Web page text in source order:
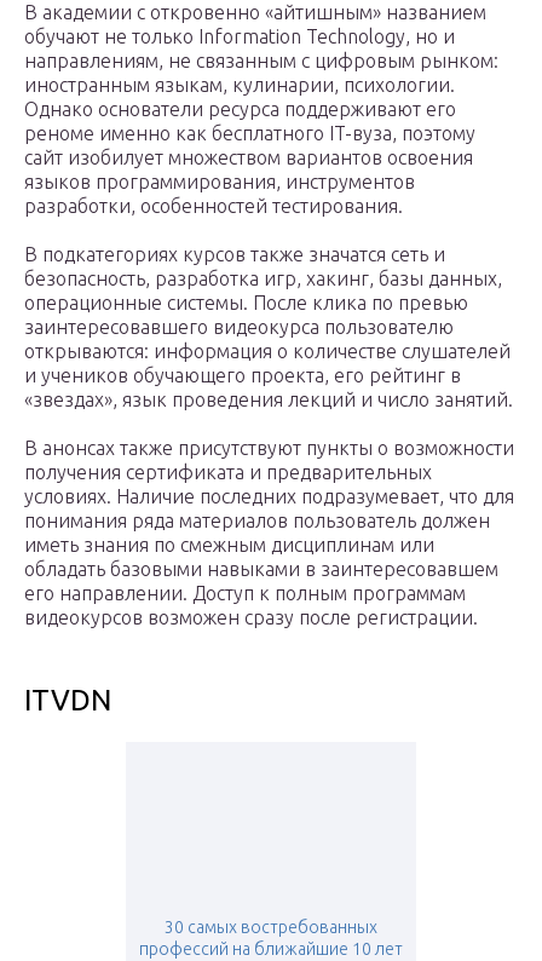
В академии с откровенно «айтишным» названием
обучают не только Information Technology, но и
направлениям, не связанным с цифровым рынком:
иностранным языкам, кулинарии, психологии.
Однако основатели ресурса поддерживают его
реноме именно как бесплатного IT-вуза, поэтому
сайт изобилует множеством вариантов освоения
языков программирования, инструментов
разработки, особенностей тестирования.
В подкатегориях курсов также значатся сеть и
безопасность, разработка игр, хакинг, базы данных,
операционные системы. После клика по превью
заинтересовавшего видеокурса пользователю
открываются: информация о количестве слушателей
и учеников обучающего проекта, его рейтинг в
«звездах», язык проведения лекций и число занятий.
В анонсах также присутствуют пункты о возможности
получения сертификата и предварительных
условиях. Наличие последних подразумевает, что для
понимания ряда материалов пользователь должен
иметь знания по смежным дисциплинам или
обладать базовыми навыками в заинтересовавшем
его направлении. Доступ к полным программам
видеокурсов возможен сразу после регистрации.
ITVDN
30 самых востребованных
профессий на ближайшие 10 лет